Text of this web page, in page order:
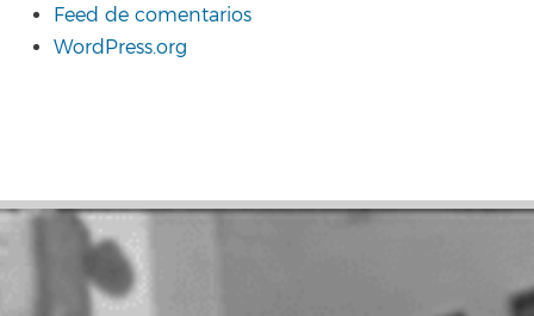
Feed de comentarios
WordPress.org